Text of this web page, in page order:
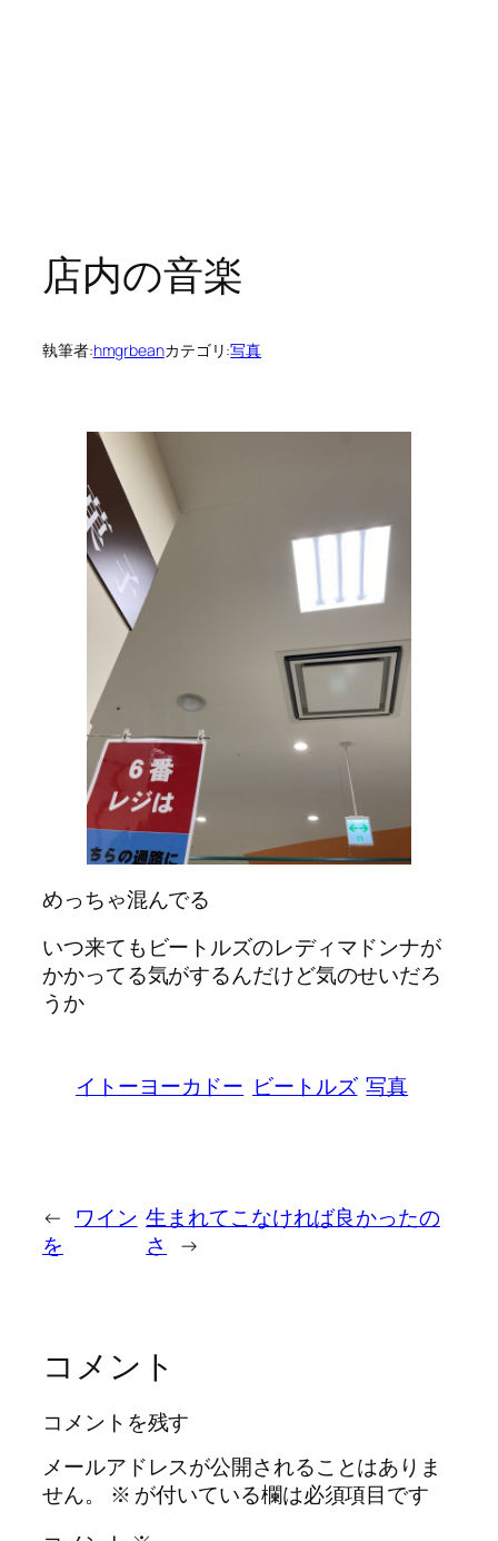
店内の音楽
執筆者:hmgrbeanカテゴリ:写真
めっちゃ混んでる
いつ来てもビートルズのレディマドンナが
かかってる気がするんだけど気のせいだろ
うか
イトーヨーカドー ビートルズ 写真
← ワイン
を
生まれてこなければ良かったの
さ
→
コメント
コメントを残す
メールアドレスが公開されることはありま
せん。
※ が付いている欄は必須項目です